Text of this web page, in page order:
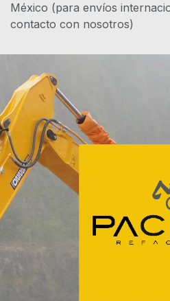
México (para envíos
contacto con nosotros)